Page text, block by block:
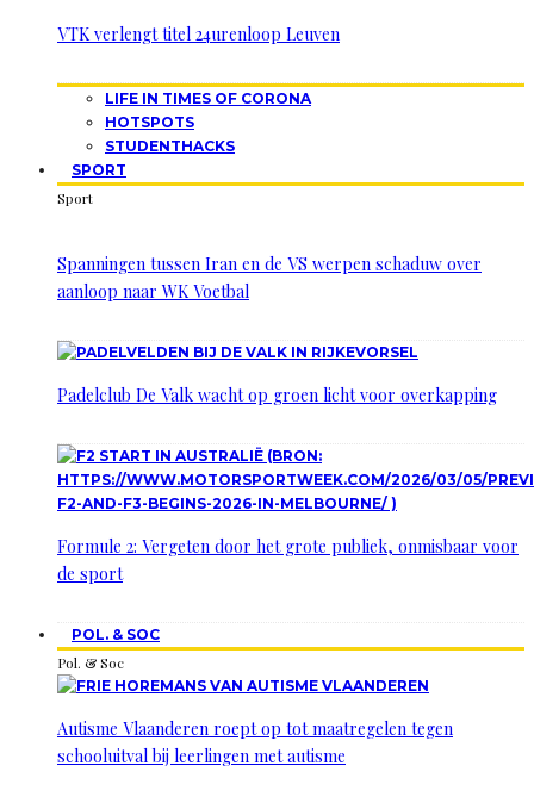
VTK verlengt titel 24urenloop Leuven
LIFE IN TIMES OF CORONA
HOTSPOTS
STUDENTHACKS
SPORT
Sport
Spanningen tussen Iran en de VS werpen schaduw over
aanloop naar WK Voetbal
Padelclub De Valk wacht op groen licht voor overkapping
Formule 2: Vergeten door het grote publiek, onmisbaar voor
de sport
POL. & SOC
Pol. & Soc
Autisme Vlaanderen roept op tot maatregelen tegen
schooluitval bij leerlingen met autisme